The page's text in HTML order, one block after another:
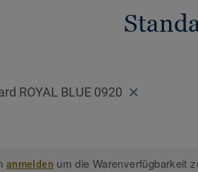
ROYAL BLUE 0920
anmelden um die Warenverfügbarkeit